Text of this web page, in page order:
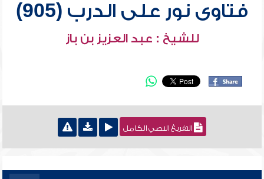
فتاوى نور على الدرب (905)
للشيخ : عبد العزيز بن باز
التفريغ النصي الكامل